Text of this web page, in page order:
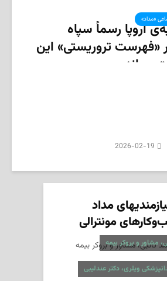
«مداد»
اروپا رسماً سپاه
«فهرست تروریستی» این
رساند
2026-02-19
مداد
مونترالی
مشاور و بروکر بیمه
ویلری، دکتر عندلیبی